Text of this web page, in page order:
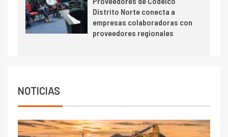
toneladas tras récord en
Escondida
Distrito Norte conecta a
empresas colaboradoras con
proveedores regionales
NOTICIAS